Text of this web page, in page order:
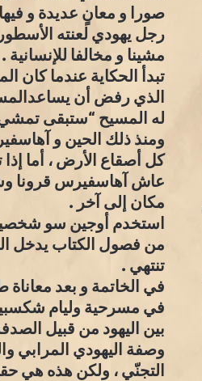
صورا و معانٍ عديدة و
رجل يهودي لعنته
مشينا و مخالفا للإنسانية .
تبدأ الحكاية عندما كان
الذي رفض أن
له المسيح “ستبقى
ومنذ ذلك الحين و
كل أصقاع الأرض ، أما
عاش آهاسفيرس قرونا
مكان إلى آخر .
استخدم أوجين سو
من فصول الكتاب يدخل
تنتهي .
في الخاتمة و بعد
في مسرحية وليام
بين اليهود من قبيل
وصفة اليهودي المرابي
التجنّي ، ولكن هذه هي